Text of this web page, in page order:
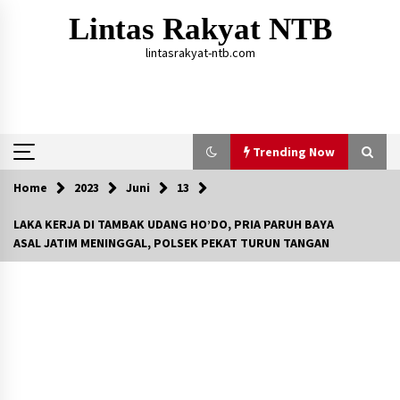
Lintas Rakyat NTB
lintasrakyat-ntb.com
Trending Now
Trending Now
Aksi Penggerebekan Pengedar Sabu di Dompu,
Home 2023 Juni 13
LAKA KERJA DI TAMBAK UDANG HO’DO, PRIA PARUH BAYA
ASAL JATIM MENINGGAL, POLSEK PEKAT TURUN TANGAN